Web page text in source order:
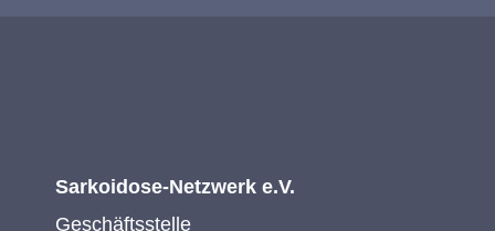
Sarkoidose-Netzwerk e.V.
Geschäftsstelle